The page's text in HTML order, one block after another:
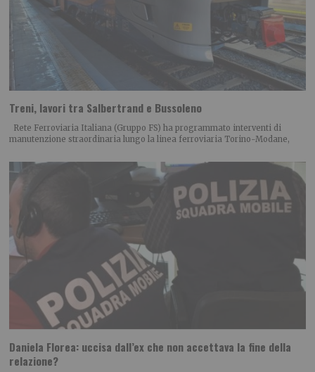
Treni, lavori tra Salbertrand e Bussoleno
Rete Ferroviaria Italiana (Gruppo FS) ha programmato interventi di
manutenzione straordinaria lungo la linea ferroviaria Torino-Modane,
Daniela Florea: uccisa dall’ex che non accettava la fine della
relazione?